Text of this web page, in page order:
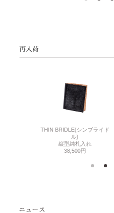
THIN BRIDLE(シンブライド
ル)
縦型純札入れ
38,500円